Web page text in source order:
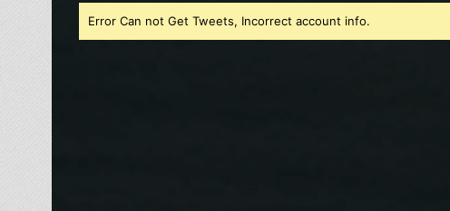
Error Can not Get Tweets, Incorrect account info.